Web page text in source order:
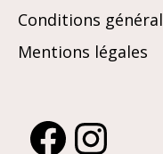
Conditions
Mentions légales
FacebookInstagram